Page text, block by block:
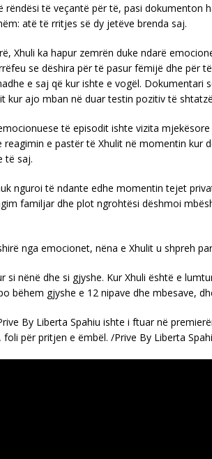
rëndësi të veçantë për të, pasi dokumenton
atë të rritjes së dy jetëve brenda saj.
Xhuli ka hapur zemrën duke ndarë
se dëshira për të pasur fëmijë dhe për
e saj që kur ishte e vogël. Dokumentari
kur ajo mban në duar testin pozitiv të
të episodit ishte vizita
reagimin e pastër të Xhulit në momentin kur
të saj.
nguroi të ndante edhe momentin tejet
familjar dhe plot ngrohtësi dëshmoi
nga emocionet, nëna e Xhulit u shpreh
si nënë dhe si gjyshe. Kur Xhuli është e
bëhem gjyshe e 12 nipave dhe mbesave,
By Liberta Spahiu ishte i ftuar në
foli për pritjen e ëmbël. /Prive By Liberta